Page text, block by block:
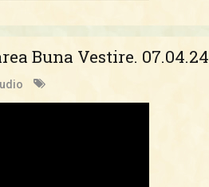
Buna Vestire. 07.04.24